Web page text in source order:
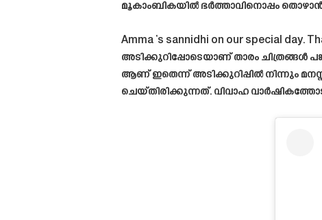
മൂകാംബികയിൽ ഭർത്താവിനൊപ്പം
Amma ‘s sannidhi on our special day.
അടിക്കുറിപ്പോടെയാണ് താരം ചിത്രങ്ങൾ
ആണ് ഇതെന്ന് അടിക്കുറിപ്പിൽ നിന്നും
ചെയ്തിരിക്കുന്നത്. വിവാഹ